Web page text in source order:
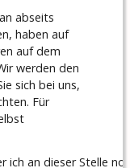
abseits
haben auf
auf dem
werden den
sich bei uns,
Für
ich an dieser Stelle